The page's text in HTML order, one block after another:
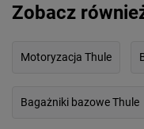
Zobacz
Motoryzacja Thule
Bagażniki bazowe Thule